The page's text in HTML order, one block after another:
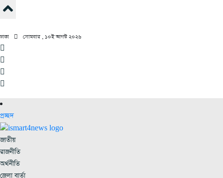
ঢাকা সোমবার , ১০ই আগস্ট ২০২৬
প্রচ্ছদ
জাতীয়
রাজনীতি
অর্থনীতি
জেলা বার্তা